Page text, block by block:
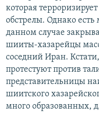
которая
обстрелы. Однако
данном случае
шииты-хазарейцы
соседний Иран.
протестуют против
представительницы
шиитского
много образованных,